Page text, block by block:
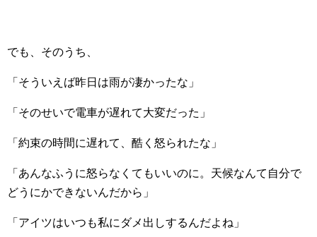
でも、そのうち、
「そういえば昨日は雨が凄かったな」
「そのせいで電車が遅れて大変だった」
「約束の時間に遅れて、酷く怒られたな」
「あんなふうに怒らなくてもいいのに。天候なんて自分で
どうにかできないんだから」
「アイツはいつも私にダメ出しするんだよね」